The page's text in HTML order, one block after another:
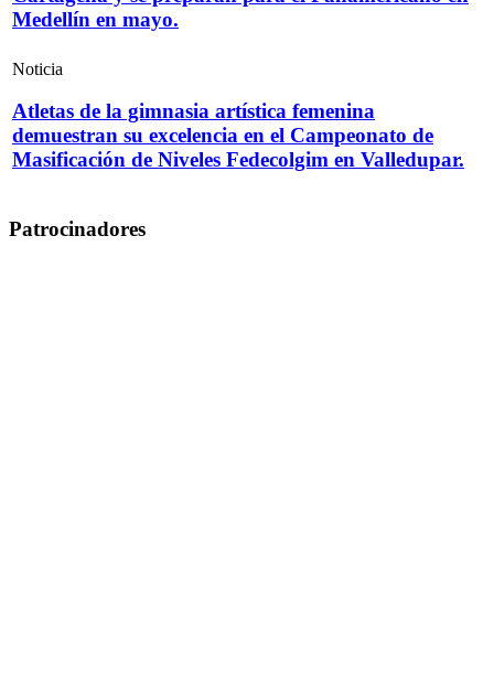
Medellín en mayo.
Noticia
Atletas de la gimnasia artística femenina
demuestran su excelencia en el Campeonato de
Masificación de Niveles Fedecolgim en Valledupar.
Patrocinadores